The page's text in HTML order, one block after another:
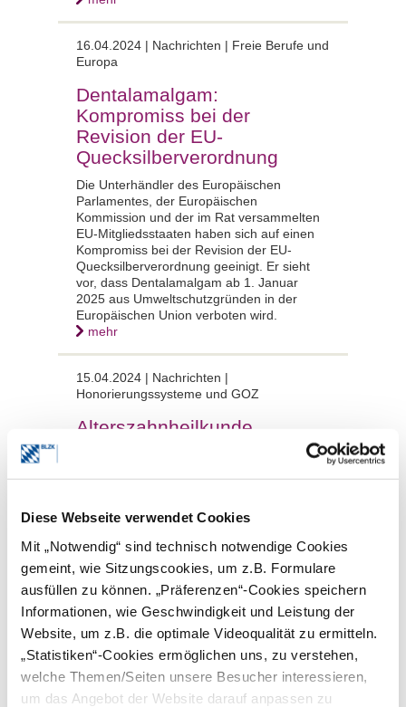
Diese Webseite verwendet Cookies
Mit „Notwendig“ sind technisch notwendige Cookies
gemeint, wie Sitzungscookies, um z.B. Formulare
ausfüllen zu können. „Präferenzen“-Cookies speichern
Informationen, wie Geschwindigkeit und Leistung der
Website, um z.B. die optimale Videoqualität zu ermitteln.
„Statistiken“-Cookies ermöglichen uns, zu verstehen,
welche Themen/Seiten unsere Besucher interessieren,
um das Angebot der Website darauf anpassen zu
16.04.2024 | Nachrichten | Freie Berufe und
Europa
Dentalamalgam:
Kompromiss bei der
Revision der EU-
Quecksilberverordnung
Die Unterhändler des Europäischen
Parlamentes, der Europäischen
Kommission und der im Rat versammelten
EU-Mitgliedsstaaten haben sich auf einen
Kompromiss bei der Revision der EU-
Quecksilberverordnung geeinigt. Er sieht
vor, dass Dentalamalgam ab 1. Januar
2025 aus Umweltschutzgründen in der
Europäischen Union verboten wird.
mehr
15.04.2024 | Nachrichten |
Honorierungssysteme und GOZ
Alterszahnheilkunde
des Statistischen Bundesamtes sinkt die
Zahl der Menschen im jüngeren Alter,
gleichzeitig steigt die Zahl älterer Personen.
Maßgebliche Gründe für den stark
wachsenden Anteil von Hochbetagten sind
ein gesundheitsbewusster Lebensstil,
verbesserte Arbeitsbedingungen und
Fortschritte in der medizinischen
Versorgung.